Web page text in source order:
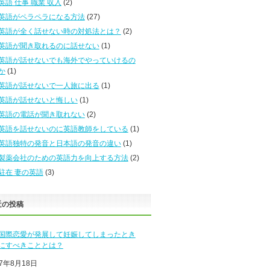
語 仕事 職業 収入 (2)
語がペラペラになる方法(27)
語が全く話せない時の対処法とは？ (2)
語が聞き取れるのに話せない(1)
語が話せないでも海外でやっていけるの
(1)
語が話せないで一人旅に出る (1)
語が話せないと悔しい(1)
語の電話が聞き取れない(2)
語を話せないのに英語教師をしている (1)
語独特の発音と日本語の発音の違い(1)
薬会社のための英語力を向上する方法(2)
在 妻の英語(3)
の投稿
際恋愛が発展して妊娠してしまったとき
すべきこととは？
年8月18日